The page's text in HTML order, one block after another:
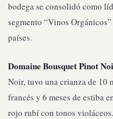
bodega se consolidó como
segmento “Vinos
países.
Domaine Bousquet Pinot
Noir, tuvo una crianza de 10
francés y 6 meses de estiba
rojo rubí con tonos